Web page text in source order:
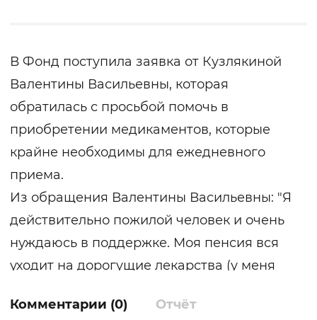
В Фонд поступила заявка от Кузлякиной
Валентины Васильевны, которая
обратилась с просьбой помочь в
приобретении медикаментов, которые
крайне необходимы для ежедневного
приема.
Из обращения Валентины Васильевны: "Я
действительно пожилой человек и очень
нуждаюсь в поддержке. Моя пенсия вся
уходит на дорогущие лекарства (у меня
и питание. Инвалидность не оформили,
Комментарии (0) Отчёт